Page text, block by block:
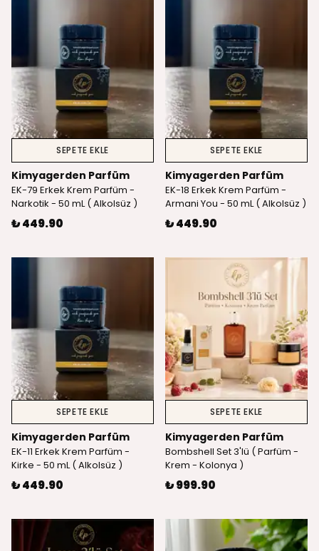
SEPETE EKLE
Kimyagerden Parfüm
EK-79 Erkek Krem Parfüm -
Narkotik - 50 mL ( Alkolsüz )
₺ 449.90
SEPETE EKLE
Kimyagerden Parfüm
EK-18 Erkek Krem Parfüm -
Armani You - 50 mL ( Alkolsüz )
₺ 449.90
SEPETE EKLE
Kimyagerden Parfüm
EK-11 Erkek Krem Parfüm -
Kirke - 50 mL ( Alkolsüz )
₺ 449.90
SEPETE EKLE
Kimyagerden Parfüm
Bombshell Set 3'lü ( Parfüm -
Krem - Kolonya )
₺ 999.90